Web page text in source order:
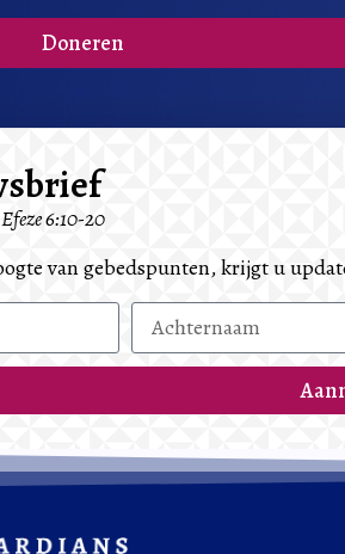
Doneren
Efeze 6:10-20
van gebedspunten, krijgt u